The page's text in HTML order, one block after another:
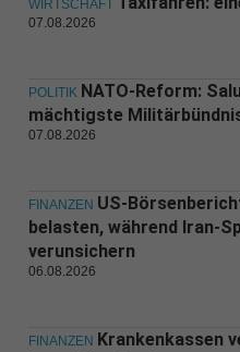
WIRTSCHAFT
07.08.2026
POLITIK NATO-Reform:
mächtigste
07.08.2026
FINANZEN US-
belasten, während Iran-
verunsichern
06.08.2026
FINANZEN Krankenkassen